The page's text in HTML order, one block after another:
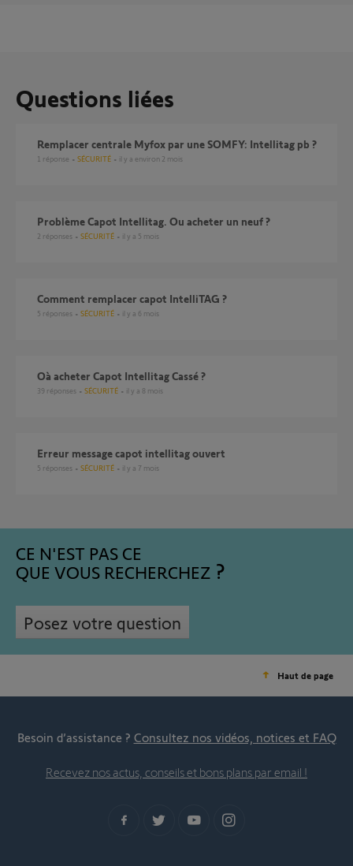
Questions liées
Remplacer centrale Myfox par une SOMFY: Intellitag pb ?
1 réponse SÉCURITÉ il y a environ 2 mois
Problème Capot Intellitag. Ou acheter un neuf ?
2 réponses SÉCURITÉ il y a 5 mois
Comment remplacer capot IntelliTAG ?
5 réponses SÉCURITÉ il y a 6 mois
Oà acheter Capot Intellitag Cassé ?
39 réponses SÉCURITÉ il y a 8 mois
Erreur message capot intellitag ouvert
5 réponses SÉCURITÉ il y a 7 mois
CE N'EST PAS CE
QUE VOUS RECHERCHEZ
Posez votre question
Haut de page
Besoin d’assistance ? Consultez nos vidéos, notices et FAQ
Recevez nos actus, conseils et bons plans par email !